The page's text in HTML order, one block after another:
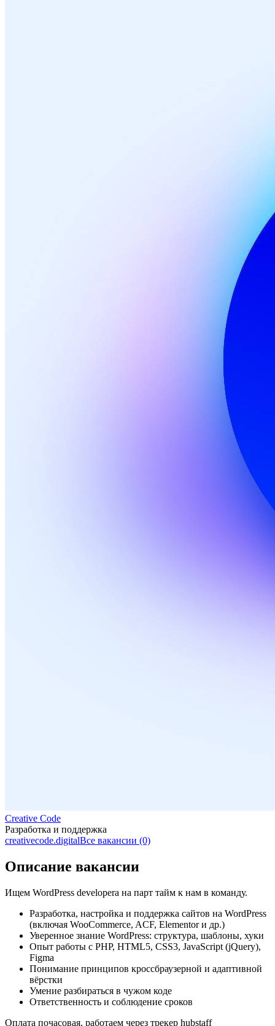
Creative Code
Разработка и поддержка
creativecode.digitalВсе вакансии (0)
Описание вакансии
Ищем WordPress developerа на парт тайм к нам в команду.
Разработка, настройка и поддержка сайтов на WordPress
(включая WooCommerce, ACF, Elementor и др.)
Уверенное знание WordPress: структура, шаблоны, хуки
Опыт работы с PHP, HTML5, CSS3, JavaScript (jQuery),
Figma
Понимание принципов кроссбраузерной и адаптивной
вёрстки
Умение разбираться в чужом коде
Ответственность и соблюдение сроков
Оплата почасовая, работаем через трекер hubstaff